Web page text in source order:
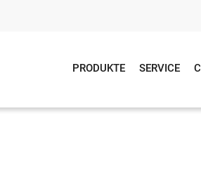
PRODUKTE SERVICE